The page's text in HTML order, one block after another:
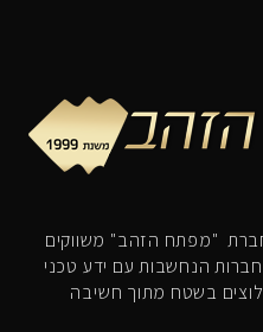
20 שנה אנו בחברת "מפתח הזהב" משווקים
הנחשבות עם ידע טכני
בשטח מתוך חשיבה